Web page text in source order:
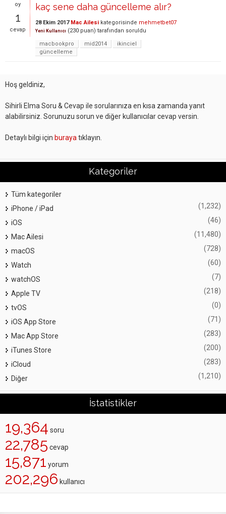
oy
1
cevap
kaç sene daha güncelleme alır?
28 Ekim 2017 Mac Ailesi kategorisinde mehmetbet07
Yeni Kullanıcı (230 puan) tarafından soruldu
macbookpro
mid2014
ikinciel
güncelleme
Hoş geldiniz,
Sihirli Elma Soru & Cevap ile sorularınıza en kısa zamanda yanıt
alabilirsiniz. Sorunuzu sorun ve diğer kullanıcılar cevap versin.
Detaylı bilgi için buraya tıklayın.
Kategoriler
Tüm kategoriler
iPhone / iPad
(1,232)
iOS (46)
Mac Ailesi (11,480)
macOS (728)
Watch (60)
watchOS (7)
Apple TV (218)
tvOS (0)
iOS App Store (71)
Mac App Store (283)
iTunes Store (200)
iCloud (283)
Diğer (1,210)
İstatistikler
19,364 soru
22,785 cevap
15,871 yorum
202,296 kullanıcı